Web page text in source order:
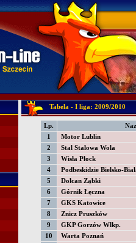
Tabela - I liga: 2009/2010
Lp.
1
Motor Lublin
2
Stal Stalowa Wola
3
Wisła Płock
4
Podbeskidzie Bielsko-
5
Dolcan Ząbki
6
Górnik Łęczna
7
GKS Katowice
8
Znicz Pruszków
9
GKP Gorzów Wlkp.
10
Warta Poznań